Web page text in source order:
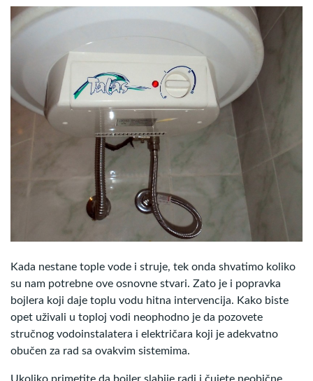
Kada nestane tople vode i struje, tek onda shvatimo koliko
su nam potrebne ove osnovne stvari. Zato je i popravka
bojlera koji daje toplu vodu hitna intervencija. Kako biste
opet uživali u toploj vodi neophodno je da pozovete
stručnog vodoinstalatera i električara koji je adekvatno
obučen za rad sa ovakvim sistemima.